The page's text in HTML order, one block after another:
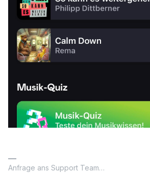
Anfrage ans Support Team…